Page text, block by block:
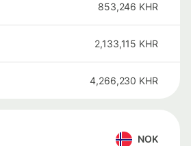
853,246 KHR
2,133,115 KHR
4,266,230 KHR
NOK